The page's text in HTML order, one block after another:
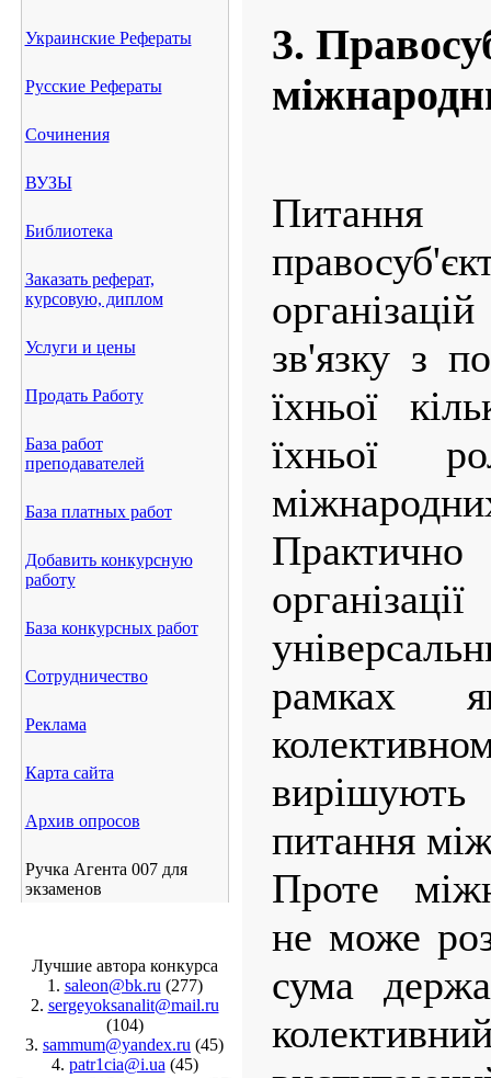
Украинские Рефераты
Русские Рефераты
Сочинения
ВУЗЫ
Библиотека
Заказать реферат,
курсовую, диплом
Услуги и цены
Продать Работу
База работ
преподавателей
База платных работ
Добавить конкурсную
работу
База конкурсных работ
Сотрудничество
Реклама
Карта сайта
Архив опросов
Ручка Агента 007 для
экзаменов
Лучшие автора конкурса
1. saleon@bk.ru (277)
2. sergeyoksanalit@mail.ru
(104)
3. sammum@yandex.ru (45)
4. patr1cia@i.ua (45)
3.
Питання
зв'язку з
їхньої
їхньої
рамках
питання
Проте
не може
сума